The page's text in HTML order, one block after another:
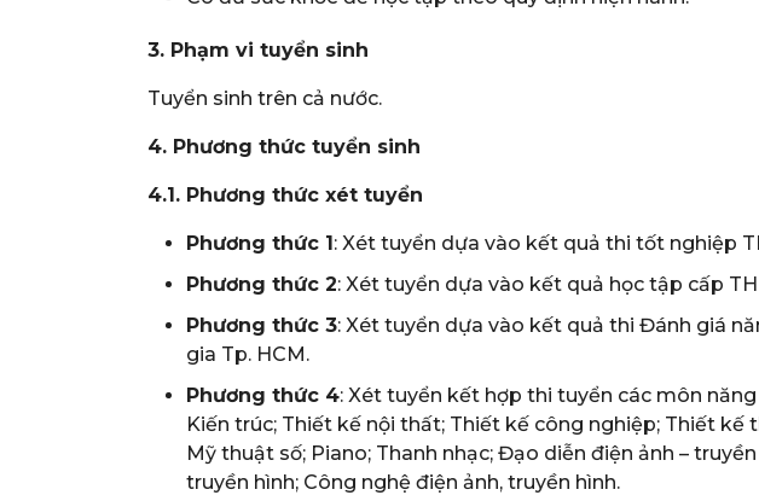
3. Phạm vi tuyển sinh
Tuyển sinh trên cả nước.
4. Phương thức tuyển sinh
4.1. Phương thức xét tuyển
Phương thức 1 : Xét tuyển dựa vào kết quả thi tốt nghiệp
Phương thức 2: Xét tuyển dựa vào kết quả học tập cấp
Phương thức 3: Xét tuyển dựa vào kết quả thi Đánh giá
gia Tp. HCM.
Phương thức 4: Xét tuyển kết hợp thi tuyển các môn năng
Kiến trúc; Thiết kế nội thất; Thiết kế công nghiệp; Thiết kế
Mỹ thuật số; Piano; Thanh nhạc; Đạo diễn điện ảnh –
truyền hình; Công nghệ điện ảnh, truyền hình.